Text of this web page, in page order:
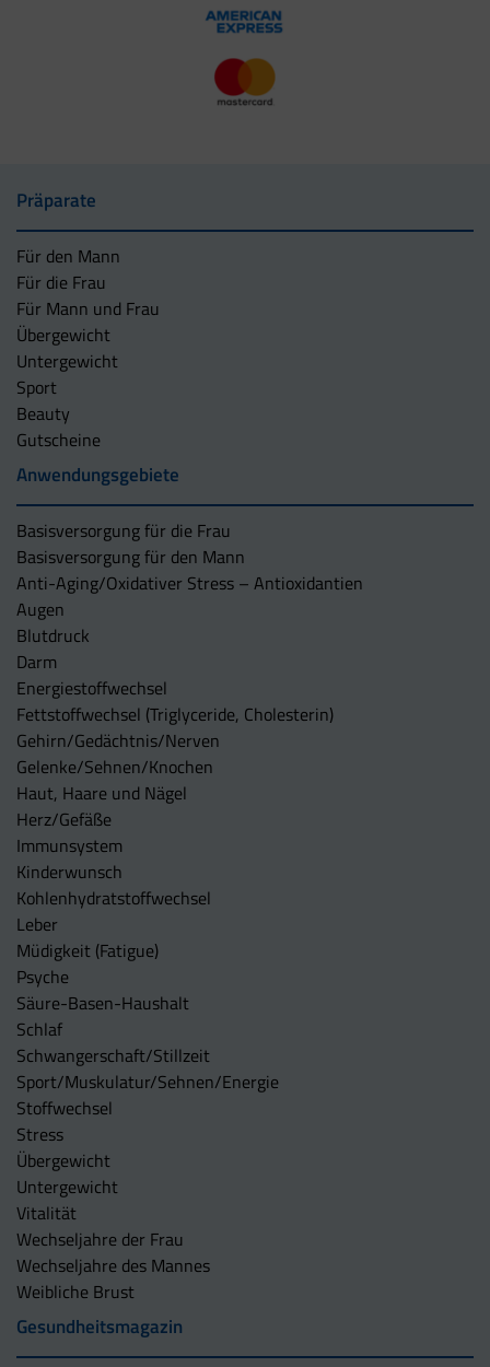
Präparate
Für den Mann
Für die Frau
Für Mann und Frau
Übergewicht
Untergewicht
Sport
Beauty
Gutscheine
Anwendungsgebiete
Basisversorgung für die Frau
Basisversorgung für den Mann
Anti-Aging/Oxidativer Stress – Antioxidantien
Augen
Blutdruck
Darm
Energiestoffwechsel
Fettstoffwechsel (Triglyceride, Cholesterin)
Gehirn/Gedächtnis/Nerven
Gelenke/Sehnen/Knochen
Haut, Haare und Nägel
Herz/Gefäße
Immunsystem
Kinderwunsch
Kohlenhydratstoffwechsel
Leber
Müdigkeit (Fatigue)
Psyche
Säure-Basen-Haushalt
Schlaf
Schwangerschaft/Stillzeit
Sport/Muskulatur/Sehnen/Energie
Stoffwechsel
Stress
Übergewicht
Untergewicht
Vitalität
Wechseljahre der Frau
Wechseljahre des Mannes
Weibliche Brust
Gesundheitsmagazin